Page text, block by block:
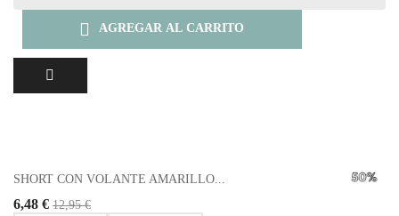
 AGREGAR AL CARRITO
SHORT CON VOLANTE AMARILLO...
6,48 € 12,95 €